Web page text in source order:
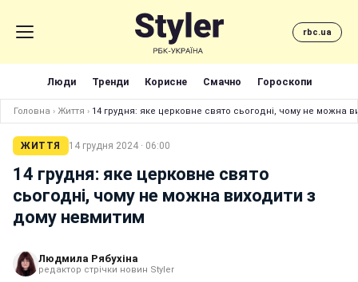
rbc.ua
Люди Тренди Корисне Смачно Гороскопи
Головна › Життя › 14 грудня: яке церковне свято сьогодні, чому не можна
ЖИТТЯ 14 грудня 2024 · 06:00
14 грудня: яке церковне свято
сьогодні, чому не можна виходити з
дому невмитим
Людмила Рябухіна
редактор стрічки новин Styler